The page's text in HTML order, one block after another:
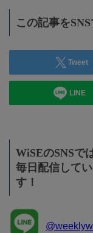
この記事をSNS
Tweet
LINE
WiSEのSNSで
毎日配信して
す！